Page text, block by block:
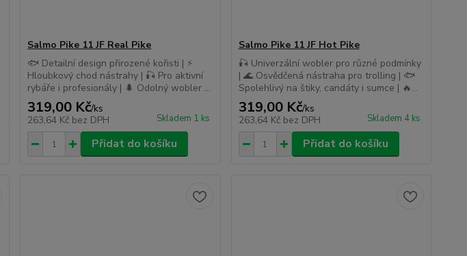
Salmo Pike 11 JF Real Pike
🐟 Detailní design přirozené kořisti | ⚡
Hloubkový chod nástrahy | 🎣 Pro aktivní
rybáře i profesionály | 🌲 Odolný wobler ...
319,00 Kč/ks
263,64 Kč bez DPH Skladem 1 ks
Přidat do košíku
Salmo Pike 11 JF Hot Pike
🎣 Univerzální wobler pro různé podmínky
| 🌊 Osvědčená nástraha pro trolling | 🐟
Spolehlivý na štiky, candáty i sumce | 🔥...
319,00 Kč/ks
263,64 Kč bez DPH Skladem 4 ks
Přidat do košíku